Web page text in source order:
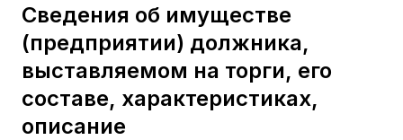
Сведения об имуществе
(предприятии) должника,
выставляемом на торги, его
составе, характеристиках,
описание